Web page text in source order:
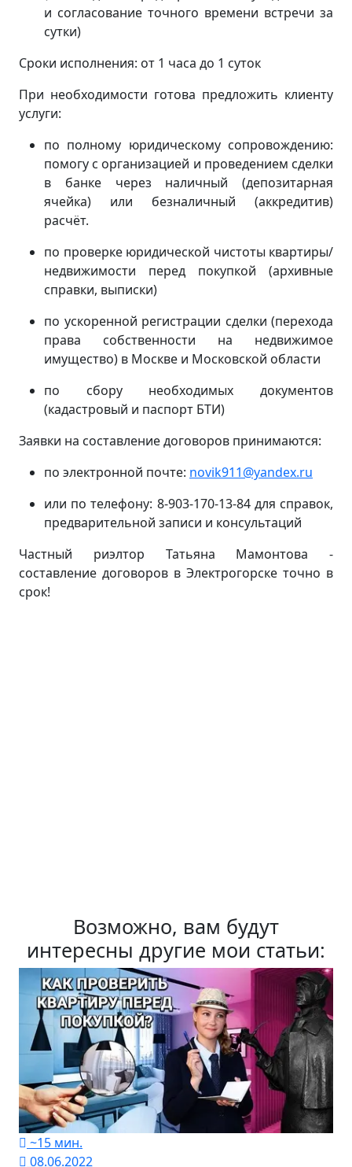
и согласование точного времени встречи за
сутки)
Сроки исполнения: от 1 часа до 1 суток
При необходимости готова предложить клиенту
услуги:
по полному юридическому сопровождению:
помогу с организацией и проведением сделки
в банке через наличный (депозитарная
ячейка) или безналичный (аккредитив)
расчёт.
по проверке юридической чистоты квартиры/
недвижимости перед покупкой (архивные
справки, выписки)
по ускоренной регистрации сделки (перехода
права собственности на недвижимое
имущество) в Москве и Московской области
по сбору необходимых документов
(кадастровый и паспорт БТИ)
Заявки на составление договоров принимаются:
по электронной почте: novik911@yandex.ru
или по телефону: 8-903-170-13-84 для справок,
предварительной записи и консультаций
Частный риэлтор Татьяна Мамонтова -
составление договоров в Электрогорске точно в
срок!
Возможно, вам будут
интересны другие мои статьи:
~15 мин.
08.06.2022